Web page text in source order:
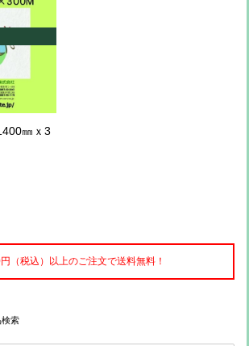
㎜ｘ3
（税込）以上のご注文で送料無料！
検索